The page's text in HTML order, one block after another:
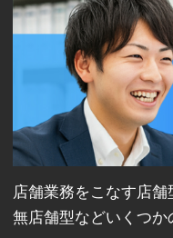
店舗業務をこなす店
無店舗型などいくつか